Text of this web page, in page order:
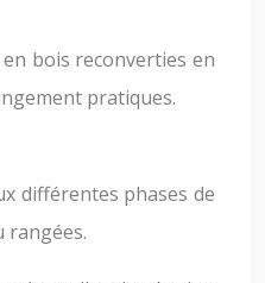
bois reconverties en
pratiques.
différentes phases de
rangées.